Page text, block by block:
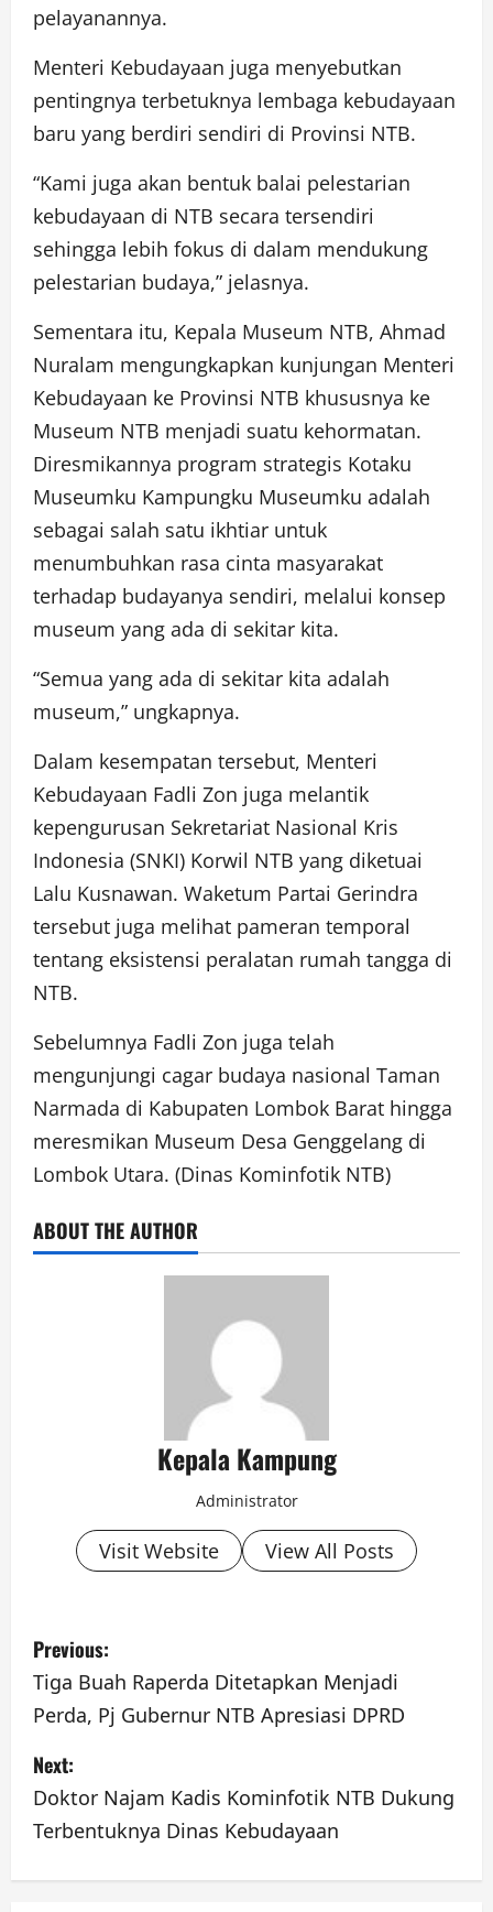
pelayanannya.
Menteri Kebudayaan juga menyebutkan
pentingnya terbetuknya lembaga kebudayaan
baru yang berdiri sendiri di Provinsi NTB.
“Kami juga akan bentuk balai pelestarian
kebudayaan di NTB secara tersendiri
sehingga lebih fokus di dalam mendukung
pelestarian budaya,” jelasnya.
Sementara itu, Kepala Museum NTB, Ahmad
Nuralam mengungkapkan kunjungan Menteri
Kebudayaan ke Provinsi NTB khususnya ke
Museum NTB menjadi suatu kehormatan.
Diresmikannya program strategis Kotaku
Museumku Kampungku Museumku adalah
sebagai salah satu ikhtiar untuk
menumbuhkan rasa cinta masyarakat
terhadap budayanya sendiri, melalui konsep
museum yang ada di sekitar kita.
“Semua yang ada di sekitar kita adalah
museum,” ungkapnya.
Dalam kesempatan tersebut, Menteri
Kebudayaan Fadli Zon juga melantik
kepengurusan Sekretariat Nasional Kris
Indonesia (SNKI) Korwil NTB yang diketuai
Lalu Kusnawan. Waketum Partai Gerindra
tersebut juga melihat pameran temporal
tentang eksistensi peralatan rumah tangga di
NTB.
Sebelumnya Fadli Zon juga telah
mengunjungi cagar budaya nasional Taman
Narmada di Kabupaten Lombok Barat hingga
meresmikan Museum Desa Genggelang di
Lombok Utara. (Dinas Kominfotik NTB)
ABOUT THE AUTHOR
Kepala Kampung
Administrator
Visit Website View All Posts
P
o
s
t
n
a
Previous:
Tiga Buah Raperda Ditetapkan Menjadi
Perda, Pj Gubernur NTB Apresiasi DPRD
Next:
Doktor Najam Kadis Kominfotik NTB Dukung
Terbentuknya Dinas Kebudayaan